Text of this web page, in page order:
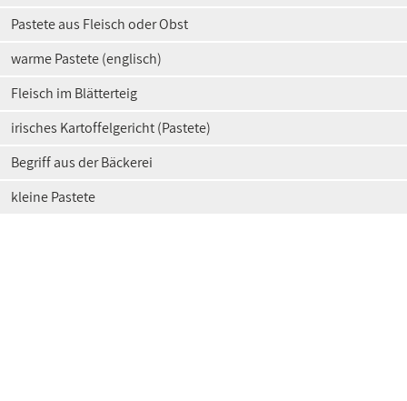
Pastete aus Fleisch oder Obst
warme Pastete (englisch)
Fleisch im Blätterteig
irisches Kartoffelgericht (Pastete)
Begriff aus der Bäckerei
kleine Pastete